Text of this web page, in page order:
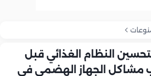
النظام الغذائي قبل
مشاكل الجهاز الهضمي في